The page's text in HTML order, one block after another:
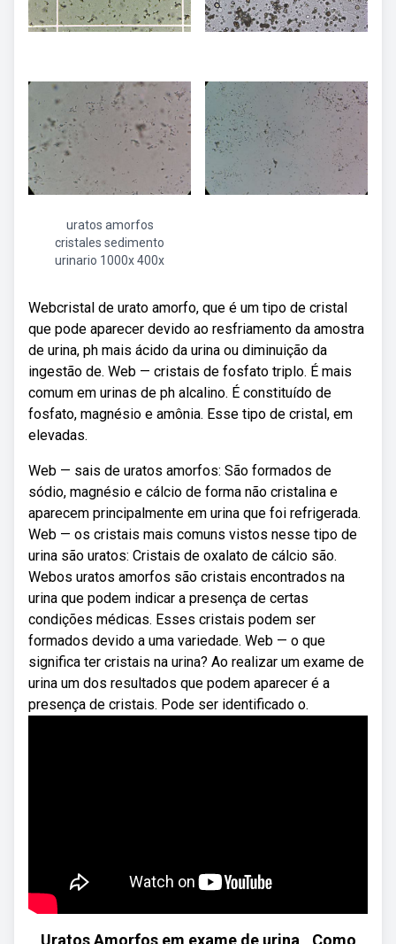
uratos amorfos
cristales sedimento
urinario 1000x 400x
Webcristal de urato amorfo, que é um tipo de cristal
que pode aparecer devido ao resfriamento da amostra
de urina, ph mais ácido da urina ou diminuição da
ingestão de. Web — cristais de fosfato triplo. É mais
comum em urinas de ph alcalino. É constituído de
fosfato, magnésio e amônia. Esse tipo de cristal, em
elevadas.
Web — sais de uratos amorfos: São formados de
sódio, magnésio e cálcio de forma não cristalina e
aparecem principalmente em urina que foi refrigerada.
Web — os cristais mais comuns vistos nesse tipo de
urina são uratos: Cristais de oxalato de cálcio são.
Webos uratos amorfos são cristais encontrados na
urina que podem indicar a presença de certas
condições médicas. Esses cristais podem ser
formados devido a uma variedade. Web — o que
significa ter cristais na urina? Ao realizar um exame de
urina um dos resultados que podem aparecer é a
presença de cristais. Pode ser identificado o.
Uratos Amorfos em exame de urina _Como